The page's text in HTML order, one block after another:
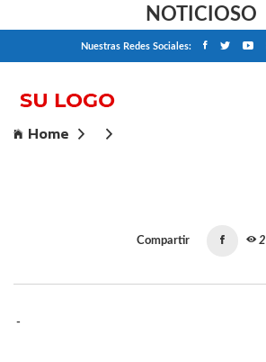
NOTICIOSO
Nuestras Redes Sociales:
Home
Compartir 2
-